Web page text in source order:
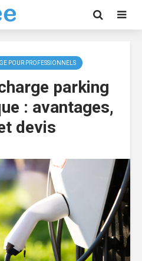
POUR PROFESSIONNELS
parking
: avantages,
devis